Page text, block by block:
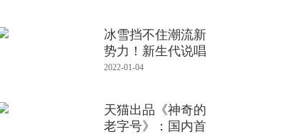
冰雪挡不住潮流新
势力！新生代说唱
音乐人史宗
2022-01-04
天猫出品《神奇的
老字号》：国内首